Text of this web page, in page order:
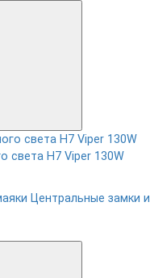
света H7 Viper 130W
Центральные замки и